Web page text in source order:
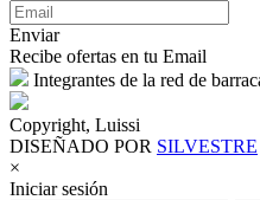
Enviar
Recibe ofertas en tu Email
Integrantes de la red de
Copyright, Luissi
DISEÑADO POR SILVESTRE
×
Iniciar sesión